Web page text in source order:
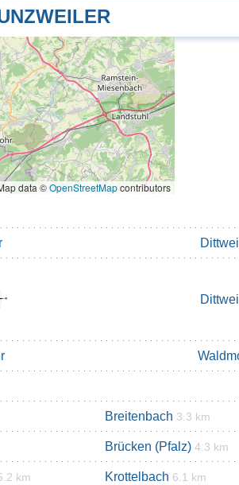
data ©OpenStreetMapcontributors
Breitenbach 3.3 km
Brücken (Pfalz) 4.3 km
km Krottelbach 6.1 km